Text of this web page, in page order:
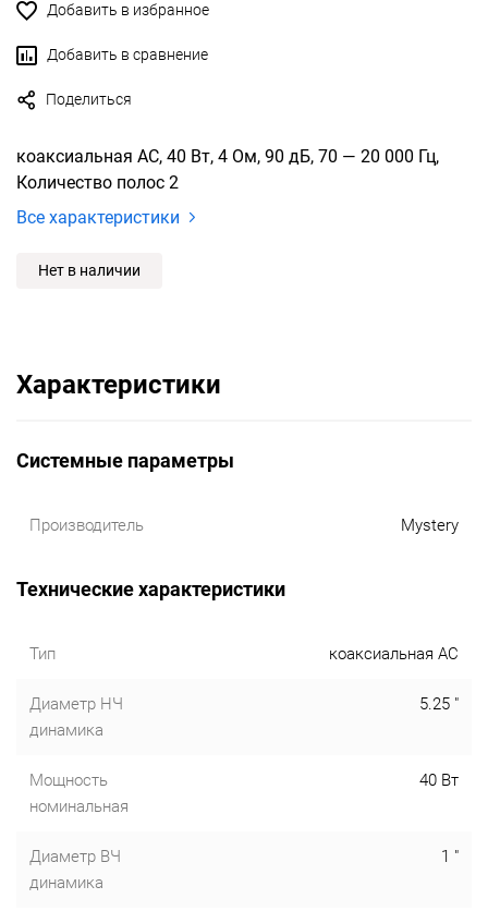
Добавить в избранное
Добавить в сравнение
Поделиться
коаксиальная АС, 40 Вт, 4 Ом, 90 дБ, 70 — 20 000 Гц,
Количество полос 2
Все характеристики
Нет в наличии
Характеристики
Системные параметры
Производитель Mystery
Технические характеристики
Тип коаксиальная АС
Диаметр НЧ
динамика
5.25 "
Мощность
номинальная
40 Вт
Диаметр ВЧ
динамика
1 "